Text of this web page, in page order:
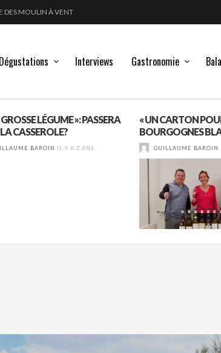
DES MOULIN À VENT
LES FRONTIÈRES DE L’ÉLEVAGE DU VIN
ROUGE !
Dégustations Interviews Gastronomie
LÉGUME »: PASSERA
CASSEROLE?
BAROIN IL Y A 2 ANS
« UN CARTON
BOURGOGNES
GUILLAUME BAROIN